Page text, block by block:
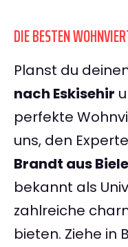
DIE BESTEN
Planst du
nach Eskisehir
perfekte
uns, den
Brandt aus
bekannt als
zahlreiche
bieten. Ziehe in